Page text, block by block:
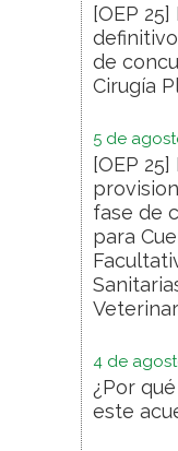
[OEP
de
Cirugía
5 de
[OEP
fase de
para
4 de
¿Por
este